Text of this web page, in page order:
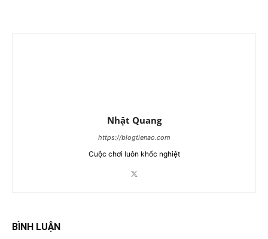
Nhật Quang
https://blogtienao.com
Cuộc chơi luôn khốc nghiệt
BÌNH LUẬN